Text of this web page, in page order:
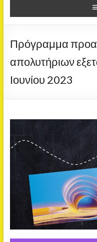
Πρόγραμμα
απολυτήριων
Ιουνίου 2023